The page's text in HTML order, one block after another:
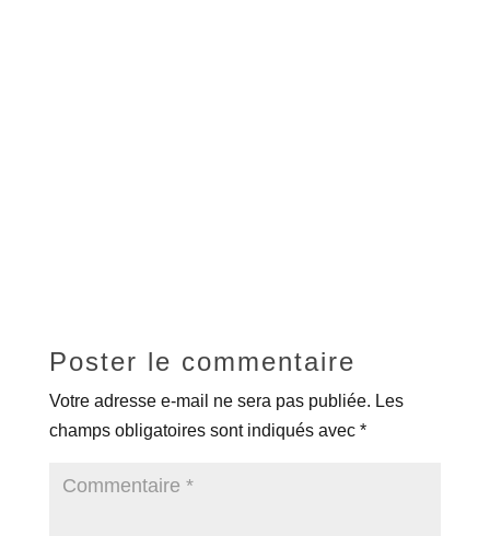
Poster le commentaire
Votre adresse e-mail ne sera pas publiée. Les
champs obligatoires sont indiqués avec *